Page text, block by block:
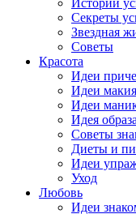
Истории
Секреты
Звездная
Советы
Красота
Идеи
Идеи
Идеи
Идея образа
Советы
Диеты и
Идеи
Уход
Любовь
Идеи